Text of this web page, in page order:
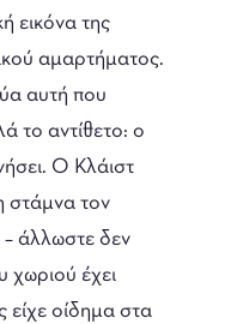
εικόνα της
αμαρτήματος.
αυτή που
το αντίθετο: ο
Ο Κλάιστ
στάμνα τον
άλλωστε δεν
χωριού έχει
οίδημα στα